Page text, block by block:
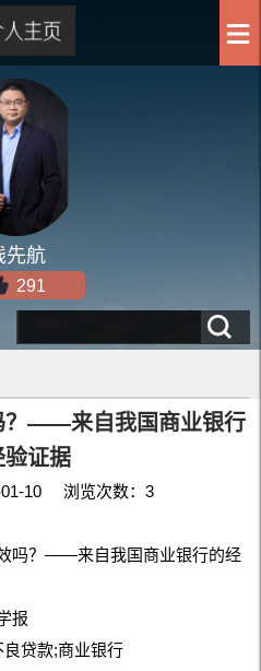
先航
291
？——来自我国商业银行
验证据
10 浏览次数： 3
吗？——来自我国商业银行的经
报
贷款;商业银行